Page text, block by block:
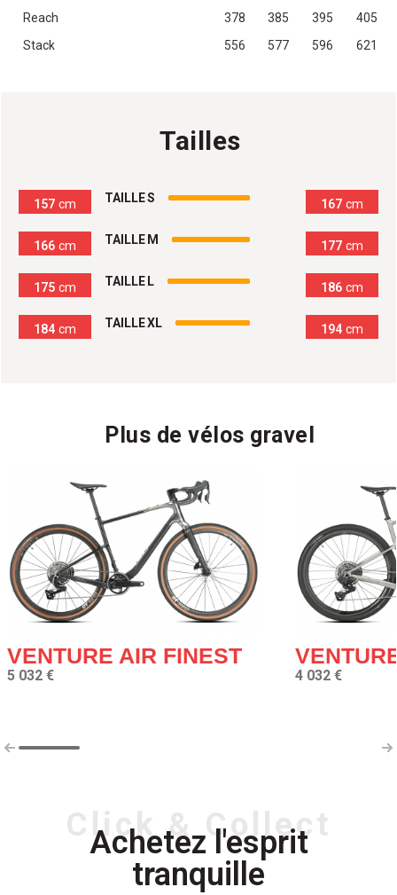
Reach
378 385 395
405
Stack
556 577 596 621
Tailles
157 cm TAILLE S 167 cm
166 cm TAILLE M 177 cm
175 cm TAILLE L 186 cm
184 cm TAILLE XL 194 cm
Plus de vélos gravel
VENTURE AIR FINEST
5 032 € 4 032 €
Click & Collect
Achetez l'esprit
tranquille